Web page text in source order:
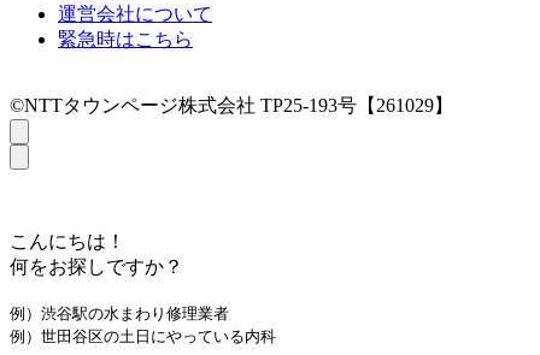
運営会社について
緊急時はこちら
©NTTタウンページ株式会社 TP25-193号【261029】
こんにちは！
何をお探しですか？
例）渋谷駅の水まわり修理業者
例）世田谷区の土日にやっている内科